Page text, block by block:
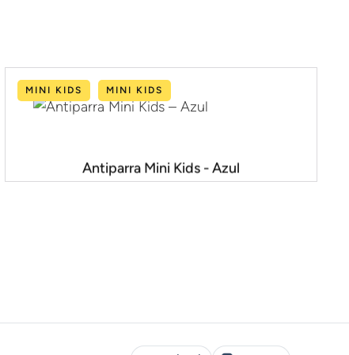
MINI KIDS MINI KIDS
Antiparra Mini Kids - Azul